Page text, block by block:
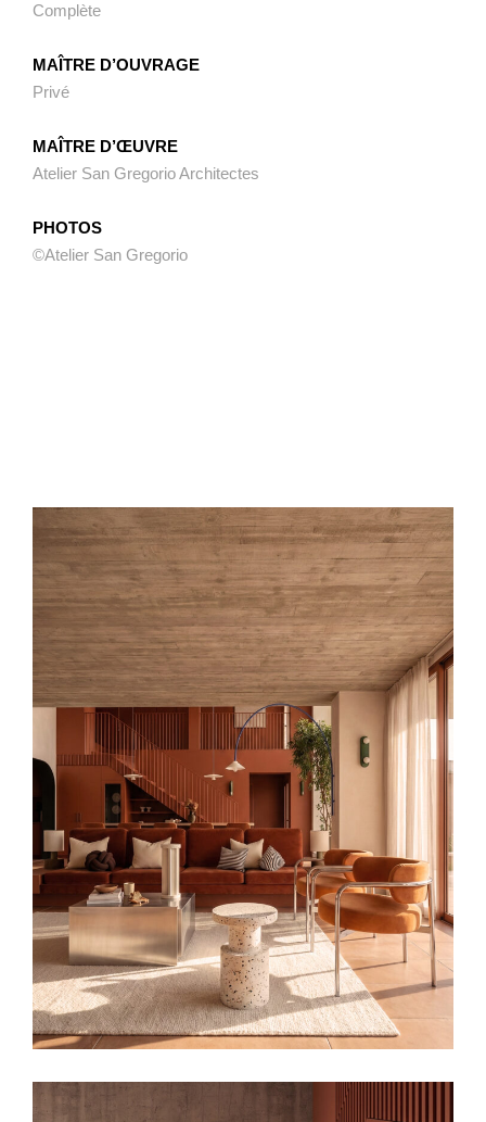
Complète
MAÎTRE D’OUVRAGE
Privé
MAÎTRE D’ŒUVRE
Atelier San Gregorio Architectes
PHOTOS
©Atelier San Gregorio